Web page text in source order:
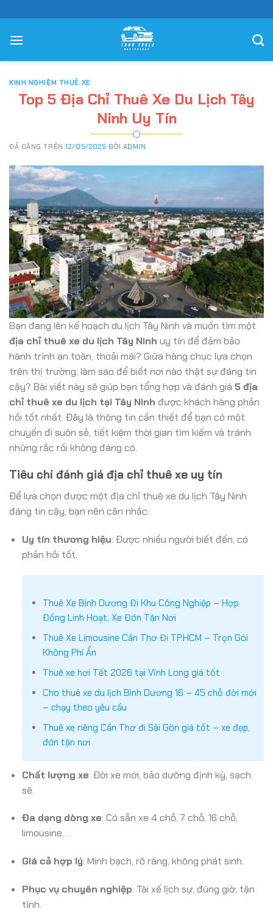
đến
nội
KINH NGHIỆM THUÊ XE
Top 5 Địa Chỉ Thuê Xe Du Lịch Tây
Ninh Uy Tín
ĐÃ ĐĂNG TRÊN12/05/2025 BỞI ADMIN
Bạn đang lên kế hoạch du lịch Tây Ninh và muốn tìm một
địa chỉ thuê xe du lịch Tây Ninh uy tín để đảm bảo
hành trình an toàn, thoải mái? Giữa hàng chục lựa chọn
trên thị trường, làm sao để biết nơi nào thật sự đáng tin
cậy? Bài viết này sẽ giúp bạn tổng hợp và đánh giá 5 địa
chỉ thuê xe du lịch tại Tây Ninh được khách hàng phản
hồi tốt nhất. Đây là thông tin cần thiết để bạn có một
chuyến đi suôn sẻ, tiết kiệm thời gian tìm kiếm và tránh
những rắc rối không đáng có.
Tiêu chí đánh giá địa chỉ thuê xe uy tín
Để lựa chọn được một địa chỉ thuê xe du lịch Tây Ninh
đáng tin cậy, bạn nên cân nhắc:
Uy tín thương hiệu: Được nhiều người biết đến, có
phản hồi tốt.
Thuê Xe Bình Dương Đi Khu Công Nghiệp – Hợp
Đồng Linh Hoạt, Xe Đón Tận Nơi
Thuê Xe Limousine Cần Thơ Đi TP.HCM – Trọn Gói
Không Phí Ẩn
Thuê xe hơi Tết 2026 tại Vĩnh Long giá tốt
Cho thuê xe du lịch Bình Dương 16 – 45 chỗ đời mới
– chạy theo yêu cầu
Thuê xe riêng Cần Thơ đi Sài Gòn giá tốt – xe đẹp,
đón tận nơi
Chất lượng xe: Đời xe mới, bảo dưỡng định kỳ, sạch
sẽ.
Đa dạng dòng xe: Có sẵn xe 4 chỗ, 7 chỗ, 16 chỗ,
limousine…
Giá cả hợp lý: Minh bạch, rõ ràng, không phát sinh.
Phục vụ chuyên nghiệp: Tài xế lịch sự, đúng giờ, tận
tình.